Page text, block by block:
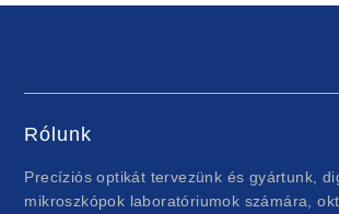
Rólunk
Precíziós optikát tervezünk és gyártunk,
mikroszkópok laboratóriumok számára,